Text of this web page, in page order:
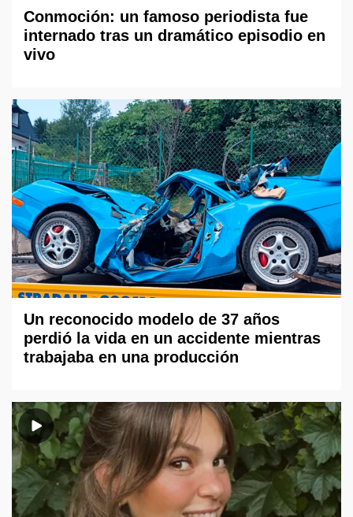
Conmoción: un famoso periodista fue
internado tras un dramático episodio en
vivo
Un reconocido modelo de 37 años
perdió la vida en un accidente mientras
trabajaba en una producción